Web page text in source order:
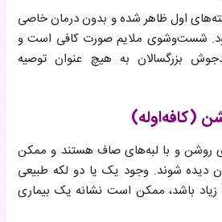
اول ظاهر شده و بدون درمان خاصی
شست‌وشوی ملایم صورت کافی است و
بزرگسالان به هیچ عنوان توصیه
(کافه‌اوله)
روشن و با لبه‌های صاف هستند و ممکن
شوند. وجود یک یا دو لکه طبیعی
زیاد باشد، ممکن است نشانه یک بیماری